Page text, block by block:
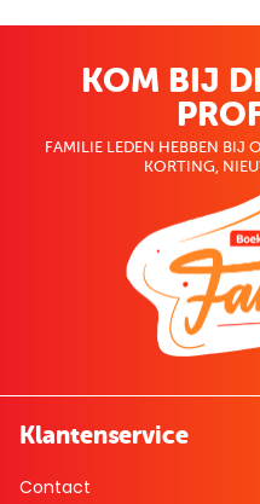
KOM BIJ
FAMILIE LEDEN HEBBEN BIJ
KORTING,
Klantenservice
Contact